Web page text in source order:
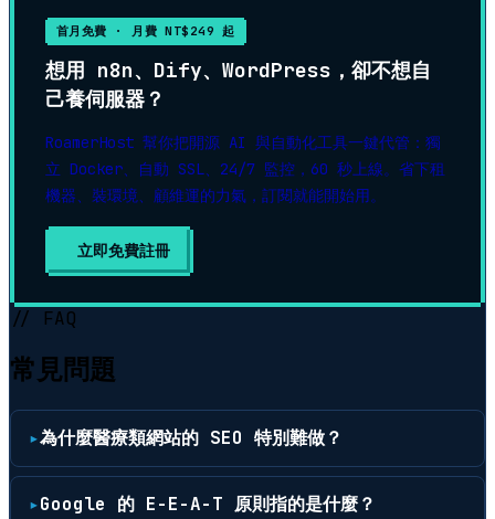
首月免費 · 月費 NT$249 起
想用 n8n、Dify、WordPress，卻不想自
己養伺服器？
RoamerHost 幫你把開源 AI 與自動化工具一鍵代管：獨
立 Docker、自動 SSL、24/7 監控，60 秒上線。省下租
機器、裝環境、顧維運的力氣，訂閱就能開始用。
立即免費註冊
// FAQ
常見問題
為什麼醫療類網站的 SEO 特別難做？
Google 的 E-E-A-T 原則指的是什麼？